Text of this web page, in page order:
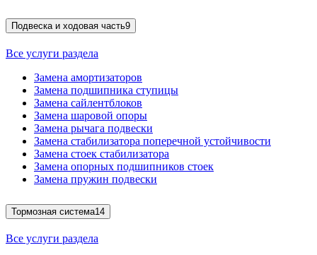
Подвеска и ходовая часть9
Все услуги раздела
Замена амортизаторов
Замена подшипника ступицы
Замена сайлентблоков
Замена шаровой опоры
Замена рычага подвески
Замена стабилизатора поперечной устойчивости
Замена стоек стабилизатора
Замена опорных подшипников стоек
Замена пружин подвески
Тормозная система14
Все услуги раздела